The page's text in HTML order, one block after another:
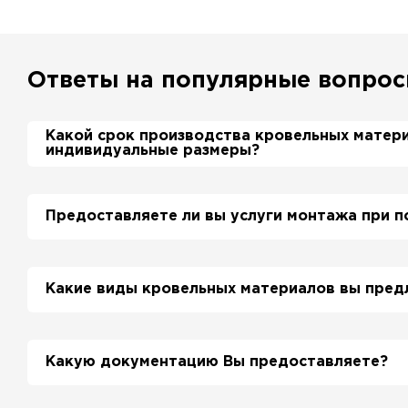
Ответы на популярные
Какой срок производства кровельных
индивидуальные размеры?
Примерный срок производства
дня. Производственные мощности позволяют
более 700 м2 в день.
Предоставляете ли вы услуги монтажа при
смонтировать Вашу кровлю и забор по
подробно уточняйте у менеджера по телефону.
Какие виды кровельных материалов вы
металлочерепицу, профнастил, ондулин,
материалы и многое другое. Наши
Какую документацию Вы предоставляете?